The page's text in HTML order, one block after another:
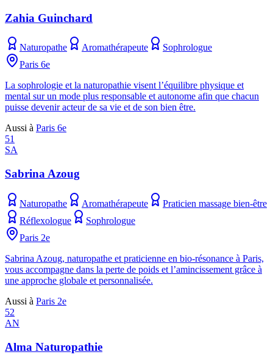
Zahia Guinchard
Naturopathe Aromathérapeute
Sophrologue
Paris 6e
La sophrologie et la naturopathie visent l’équilibre physique et
mental sur un mode plus responsable et autonome afin que chacun
puisse devenir acteur de sa vie et de son bien être.
Aussi à Paris 6e
51
SA
Sabrina Azoug
Naturopathe Aromathérapeute
Praticien massage bien-être
Réflexologue
Sophrologue
Paris 2e
Sabrina Azoug, naturopathe et praticienne en bio-résonance à Paris,
vous accompagne dans la perte de poids et l’amincissement grâce à
une approche globale et personnalisée.
Aussi à Paris 2e
52
AN
Alma Naturopathie